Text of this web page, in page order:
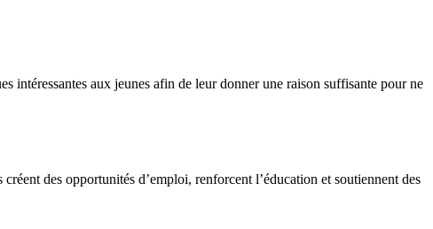
intéressantes aux jeunes afin de leur donner une raison suffisante pour ne
des opportunités d’emploi, renforcent l’éducation et soutiennent des